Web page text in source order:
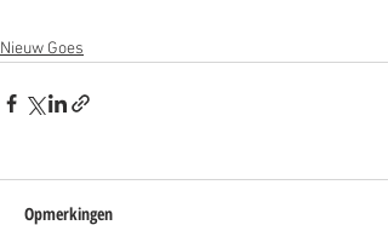
Nieuw Goes
Opmerkingen